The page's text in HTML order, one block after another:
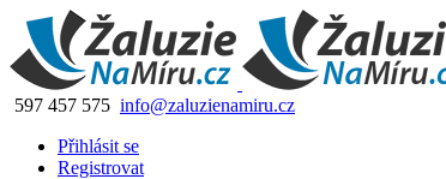
597 457 575 info@zaluzienamiru.cz
Přihlásit se
Registrovat